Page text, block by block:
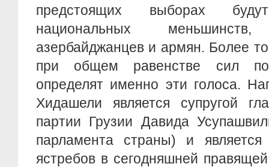
предстоящих выборах
национальных
азербайджанцев и армян. Более
при общем равенстве сил
определят именно эти голоса.
Хидашели является супругой
партии Грузии Давида
парламента страны) и является
ястребов в сегодняшней